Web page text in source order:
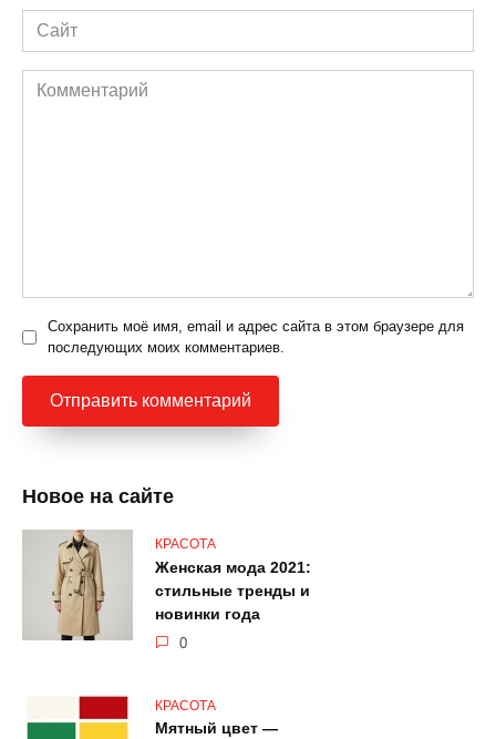
Сайт
Комментарий
Сохранить моё имя, email и адрес сайта в этом браузере для
последующих моих комментариев.
Новое на сайте
КРАСОТА
Женская мода 2021:
стильные тренды и
новинки года
0
КРАСОТА
Мятный цвет —